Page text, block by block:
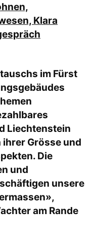
Klara
im Fürst
Liechtenstein
Grösse und
Die
und
unsere
am Rande